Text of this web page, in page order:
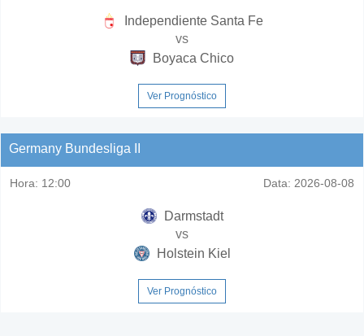
Independiente Santa Fe
vs
Boyaca Chico
Ver Prognóstico
Germany Bundesliga II
Hora: 12:00 Data: 2026-08-08
Darmstadt
vs
Holstein Kiel
Ver Prognóstico